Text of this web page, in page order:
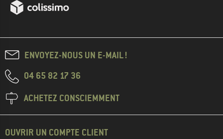
ENVOYEZ-NOUS UN E-MAIL !
04 65 82 17 36
ACHETEZ CONSCIEMMENT
OUVRIR UN COMPTE CLIENT